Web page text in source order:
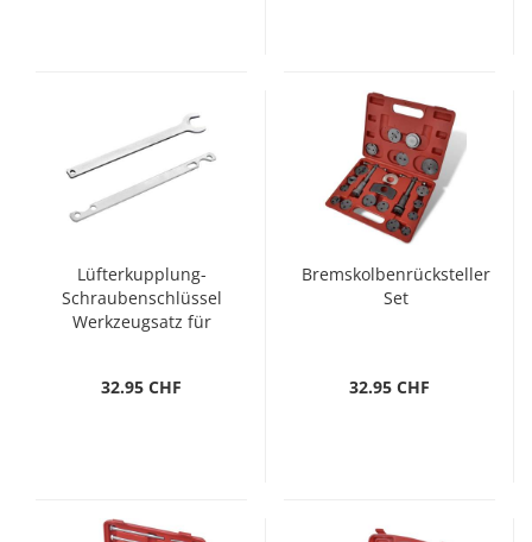
Lüfterkupplung-
Schraubenschlüssel
Werkzeugsatz für
32.95 CHF
Bremskolbenrücksteller
Set
32.95 CHF